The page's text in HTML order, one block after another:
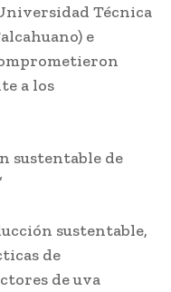
Técnica
e
a los
sustentable de
sustentable,
de
de uva